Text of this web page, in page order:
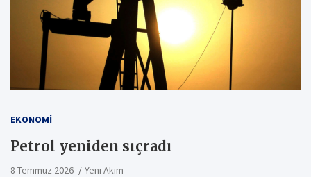
EKONOMI
Petrol yeniden sıçradı
8 Temmuz 2026 Yeni Akım